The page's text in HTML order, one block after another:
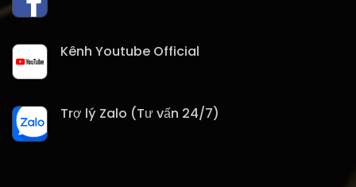
Kênh Youtube Official
Trợ lý Zalo (Tư vấn 24/7)